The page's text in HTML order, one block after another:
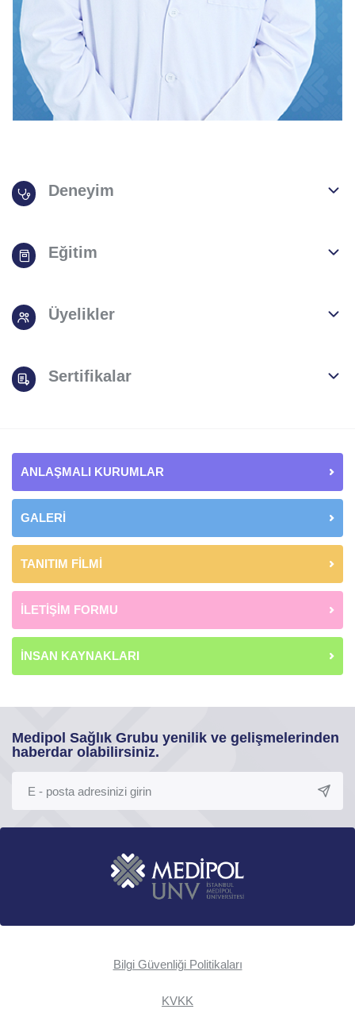
Deneyim
Eğitim
Üyelikler
Sertifikalar
ANLAŞMALI KURUMLAR
GALERİ
TANITIM FİLMİ
İLETİŞİM FORMU
İNSAN KAYNAKLARI
Medipol Sağlık Grubu yenilik ve gelişmelerinden
haberdar olabilirsiniz.
Bilgi Güvenliği Politikaları
KVKK